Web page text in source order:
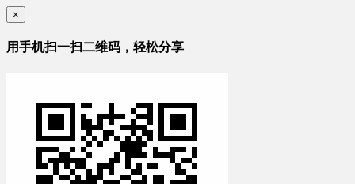
×
用手机扫一扫二维码，轻松分享